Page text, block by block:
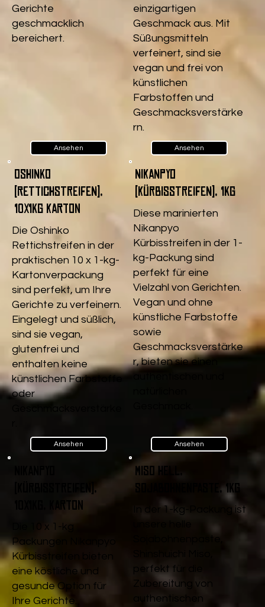
Gerichte
geschmacklich
bereichert.
Ansehen
einzigartigen
Geschmack aus. Mit
Süßungsmitteln
verfeinert, sind sie
vegan und frei von
künstlichen
Farbstoffen und
Geschmacksverstärke
rn.
Ansehen
Oshinko
(Rettichstreifen),
10x1kg Karton
Die Oshinko
Rettichstreifen in der
praktischen 10 x 1-kg-
Kartonverpackung
sind perfekt, um Ihre
Gerichte zu verfeinern.
Eingelegt und süßlich,
sind sie vegan,
glutenfrei und
enthalten keine
künstlichen Farbstoffe
oder
Ansehen
Nikanpyo
(Kürbisstreifen), 1kg
Diese marinierten
Nikanpyo
Kürbisstreifen in der 1-
kg-Packung sind
perfekt für eine
Vielzahl von Gerichten.
Vegan und ohne
künstliche Farbstoffe
sowie
Geschmacksverstärke
r, bieten sie einen
Ansehen
(Kürbisstreifen),
10x1kg, Karton
Die 10 x 1-kg
Packungen Nikanpyo
Kürbisstreifen bieten
eine köstliche und
gesunde Option für
Ihre Gerichte.
Miso Hell,
Sojabohnenpaste, 1kg
In der 1-kg-Packung ist
perfekt für die
Zubereitung von
authentischen